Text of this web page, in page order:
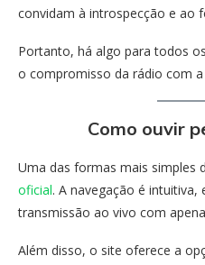
convidam à introspecção e ao
Portanto, há algo para todos
o compromisso da rádio com
Como ouvir
Uma das formas mais simples
oficial. A navegação é intuitiva,
transmissão ao vivo com
Além disso, o site oferece a